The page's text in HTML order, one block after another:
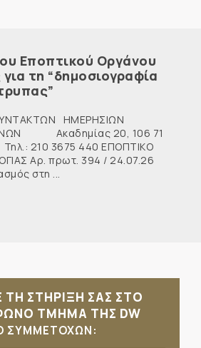
Εποπτικού Οργάνου
τη “δημοσιογραφία
ΗΜΕΡΗΣΙΩΝ
Ακαδημίας 20, 106 71
3675 440 ΕΠΟΠΤΙΚΟ
Αρ. πρωτ. 394 / 24.07.26
στη ...
ΣΤΗΡΙΞΗ ΣΑΣ ΣΤΟ
ΤΜΗΜΑ ΤΗΣ DW
ΣΥΜΜΕΤΟΧΩΝ: